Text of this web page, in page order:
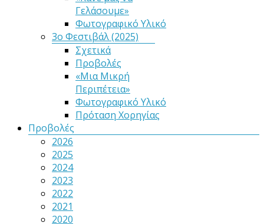
Γελάσουμε»
Φωτογραφικό Υλικό
3ο Φεστιβάλ (2025)
Σχετικά
Προβολές
«Μια Μικρή
Περιπέτεια»
Φωτογραφικό Υλικό
Πρόταση Χορηγίας
Προβολές
2026
2025
2024
2023
2022
2021
2020